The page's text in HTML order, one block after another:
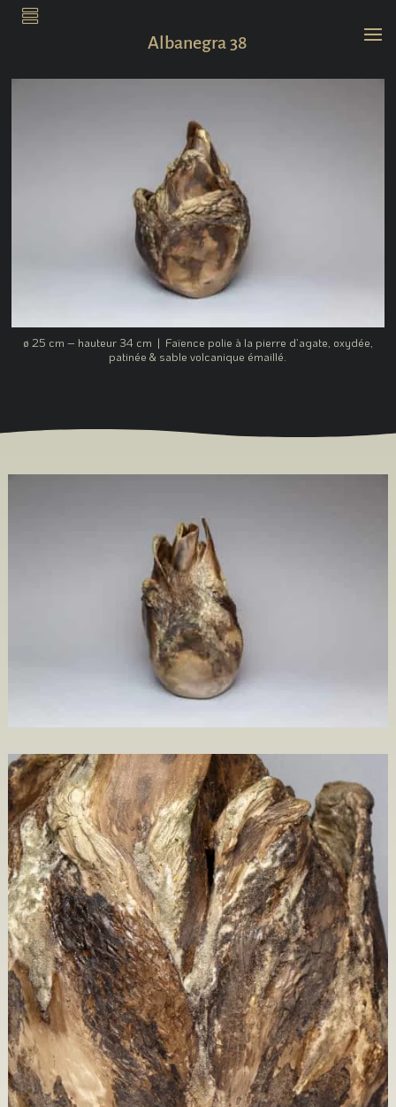
Albanegra 38
ø 25 cm – hauteur 34 cm | Faïence polie à la pierre d’agate, oxydée,
patinée & sable volcanique émaillé.